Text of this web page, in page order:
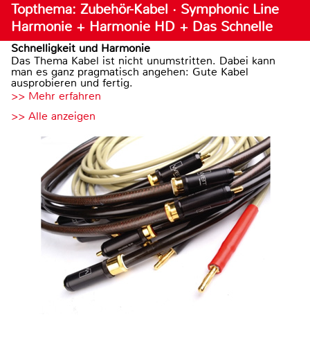
Topthema: Zubehör-Kabel · Symphonic Line
Harmonie + Harmonie HD + Das Schnelle
Schnelligkeit und Harmonie
Das Thema Kabel ist nicht unumstritten. Dabei kann
man es ganz pragmatisch angehen: Gute Kabel
ausprobieren und fertig.
>> Mehr erfahren
>> Alle anzeigen